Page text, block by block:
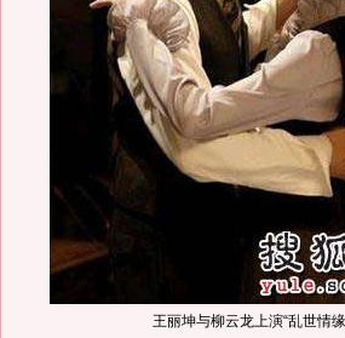
王丽坤与柳云龙上演“乱世情